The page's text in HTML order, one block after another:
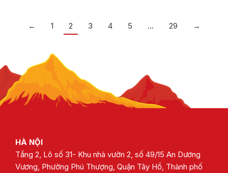
← 1 2 3 4 5 … 29 →
HÀ NỘI
Tầng 2, Lô số 31- Khu nhà vườn 2, số 49/15 An Dương
Vương, Phường Phú Thượng, Quận Tây Hồ, Thành phố